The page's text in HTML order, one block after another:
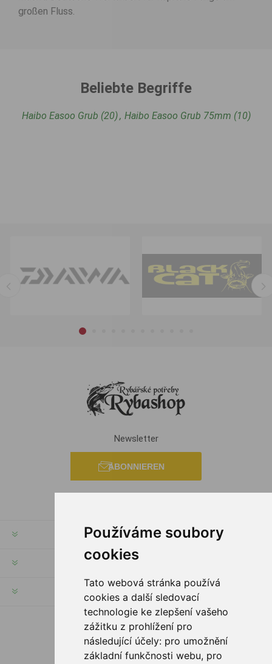
Používáme soubory
cookies
Tato webová stránka používá
cookies a další sledovací
technologie ke zlepšení vašeho
zážitku z prohlížení pro
následující účely: pro umožnění
základní funkčnosti webu, pro
großen Fluss.
Beliebte Begriffe
Haibo Easoo Grub (20), Haibo Easoo Grub 75mm (10)
Newsletter
ABONNIEREN
RECHTE & FRISTEN
KUNDENSERVICE
HILFE & SERVICE
FOLGE UNS